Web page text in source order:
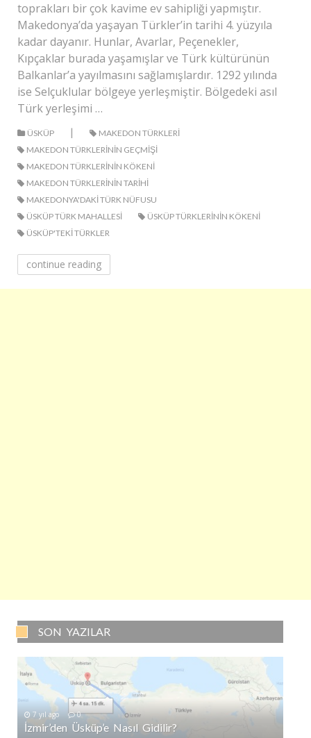
toprakları bir çok kavime ev sahipliği yapmıştır.
Makedonya’da yaşayan Türkler’in tarihi 4. yüzyıla
kadar dayanır. Hunlar, Avarlar, Peçenekler,
Kıpçaklar burada yaşamışlar ve Türk kültürünün
Balkanlar’a yayılmasını sağlamışlardır. 1292 yılında
ise Selçuklular bölgeye yerleşmiştir. Bölgedeki asıl
Türk yerleşimi …
ÜSKÜP |
MAKEDON TÜRKLERI
MAKEDON TÜRKLERININ GEÇMIŞI
MAKEDON TÜRKLERININ KÖKENI
MAKEDON TÜRKLERININ TARIHI
MAKEDONYA'DAKI TÜRK NÜFUSU
ÜSKÜP TÜRK MAHALLESI
ÜSKÜP TÜRKLERININ KÖKENI
ÜSKÜP'TEKI TÜRKLER
continue reading
SON YAZILAR
7 yıl ago 0
İzmir’den Üsküp’e Nasıl Gidilir?